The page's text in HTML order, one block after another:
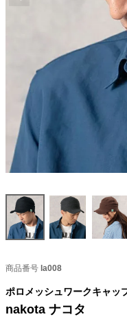
商品番号 la008
ポロメッシュワークキャッ
nakota ナコタ